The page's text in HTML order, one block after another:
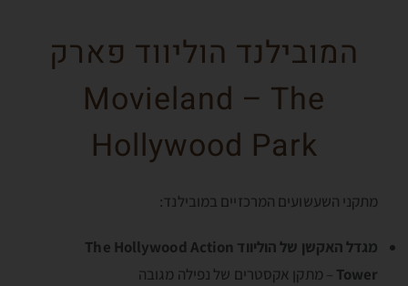
המובילנד הוליווד פארק
Movieland – The
Hollywood Park
מתקני השעשועים המרכזיים במובילנד:
מגדל האקשן של הוליווד The Hollywood Action
Tower – מתקן אקסטרים של נפילה מגובה